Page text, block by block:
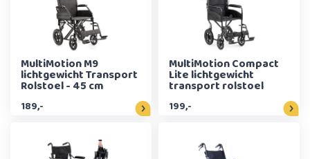
MultiMotion M9
lichtgewicht Transport
Rolstoel - 45 cm
189,-
MultiMotion Compact
Lite lichtgewicht
transport rolstoel
199,-